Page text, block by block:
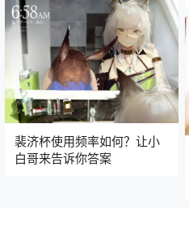
裴济杯使用频率如何？让小
白哥来告诉你答案